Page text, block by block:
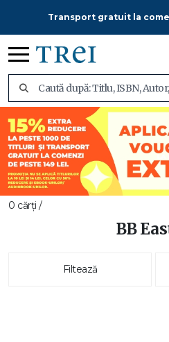
Transport gratuit la
0 cărți /
BB
Filtează